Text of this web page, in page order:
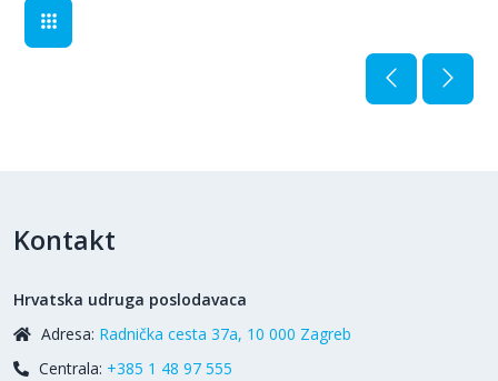
Kontakt
Hrvatska udruga poslodavaca
Adresa: Radnička cesta 37a, 10 000 Zagreb
Centrala: +385 1 48 97 555